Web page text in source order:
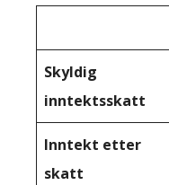
Skyldig
inntektsskatt
Inntekt etter
skatt